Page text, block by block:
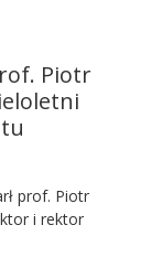
Piotr
prof. Piotr
i rektor